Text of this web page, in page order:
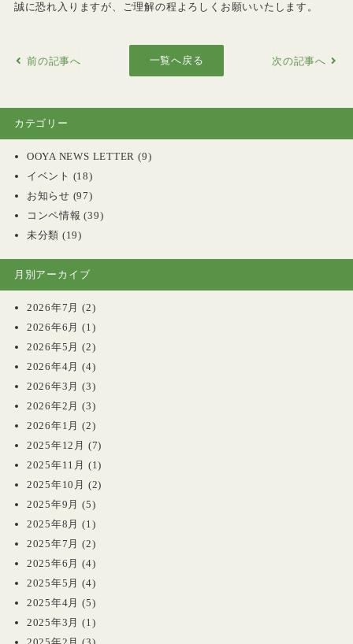
誠に恐れ入りますが、ご理解の程よろしくお願いいたします。
前の記事へ 次の記事へ
一覧へ戻る
カテゴリー
OOYA NEWS LETTER (9)
イベント (18)
お知らせ (97)
コンペ情報 (39)
未分類 (19)
月別アーカイブ
2026年7月 (2)
2026年6月 (1)
2026年5月 (2)
2026年4月 (4)
2026年3月 (3)
2026年2月 (3)
2026年1月 (2)
2025年12月 (7)
2025年11月 (1)
2025年10月 (2)
2025年9月 (5)
2025年8月 (1)
2025年7月 (2)
2025年6月 (4)
2025年5月 (4)
2025年4月 (5)
2025年3月 (1)